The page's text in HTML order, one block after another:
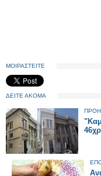
ΜΟΙΡΑΣΤΕΙΤΕ
ΔΕΙΤΕ ΑΚΟΜΑ